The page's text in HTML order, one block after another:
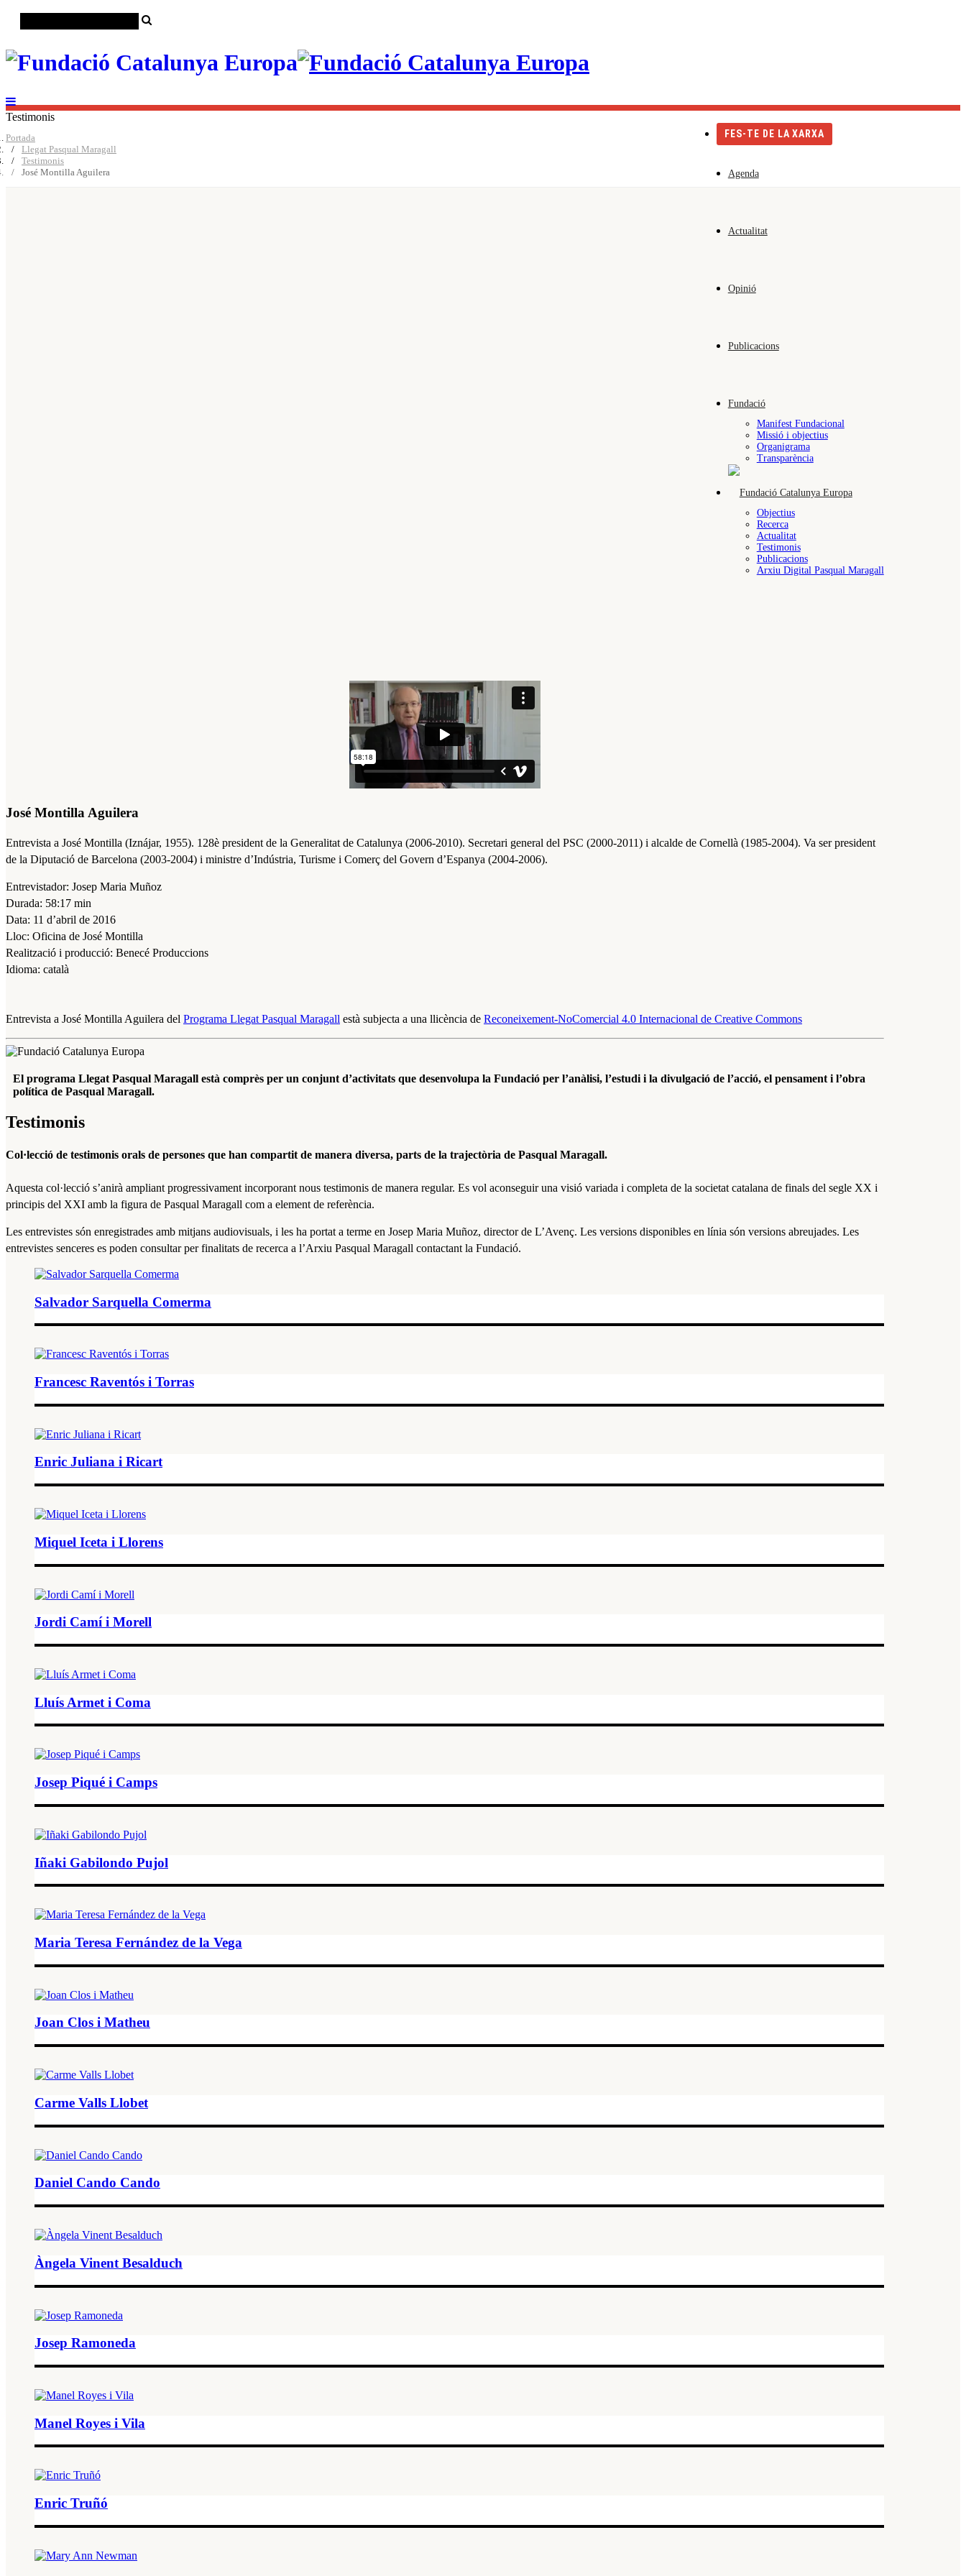
FES-TE DE LA XARXA
Agenda
Actualitat
Opinió
Publicacions
Fundació
Manifest Fundacional
Missió i objectius
Organigrama
Transparència
Objectius
Recerca
Actualitat
Testimonis
Publicacions
Arxiu Digital Pasqual Maragall
Testimonis
Portada
Llegat Pasqual Maragall
Testimonis
José Montilla Aguilera
José Montilla Aguilera
Entrevista a José Montilla (Iznájar, 1955). 128è president de la Generalitat de Catalunya (2006-2010). Secretari general del PSC (2000-2011) i alcalde de Cornellà (1985-2004). Va ser president
de la Diputació de Barcelona (2003-2004) i ministre d’Indústria, Turisme i Comerç del Govern d’Espanya (2004-2006).
Entrevistador: Josep Maria Muñoz
Durada: 58:17 min
Data: 11 d’abril de 2016
Lloc: Oficina de José Montilla
Realització i producció: Benecé Produccions
Idioma: català
Entrevista a José Montilla Aguilera del Programa Llegat Pasqual Maragall està subjecta a una llicència de Reconeixement-NoComercial 4.0 Internacional de Creative Commons
El programa Llegat Pasqual Maragall està comprès per un conjunt d’activitats que desenvolupa la Fundació per l’anàlisi, l’estudi i la divulgació de l’acció, el pensament i l’obra
política de Pasqual Maragall.
Testimonis
Col·lecció de testimonis orals de persones que han compartit de manera diversa, parts de la trajectòria de Pasqual Maragall.
Aquesta col·lecció s’anirà ampliant progressivament incorporant nous testimonis de manera regular. Es vol aconseguir una visió variada i completa de la societat catalana de finals del segle XX i
principis del XXI amb la figura de Pasqual Maragall com a element de referència.
Les entrevistes són enregistrades amb mitjans audiovisuals, i les ha portat a terme en Josep Maria Muñoz, director de L’Avenç. Les versions disponibles en línia són versions abreujades. Les
entrevistes senceres es poden consultar per finalitats de recerca a l’Arxiu Pasqual Maragall contactant la Fundació.
Salvador Sarquella Comerma
Francesc Raventós i Torras
Enric Juliana i Ricart
Miquel Iceta i Llorens
Jordi Camí i Morell
Lluís Armet i Coma
Josep Piqué i Camps
Iñaki Gabilondo Pujol
Maria Teresa Fernández de la Vega
Joan Clos i Matheu
Carme Valls Llobet
Daniel Cando Cando
Àngela Vinent Besalduch
Josep Ramoneda
Manel Royes i Vila
Enric Truñó